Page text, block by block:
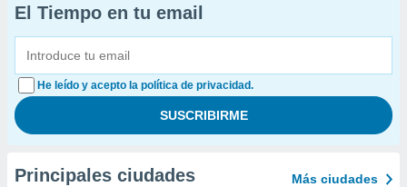
El Tiempo en tu email
He leído y acepto la política de privacidad.
Principales ciudades Más ciudades